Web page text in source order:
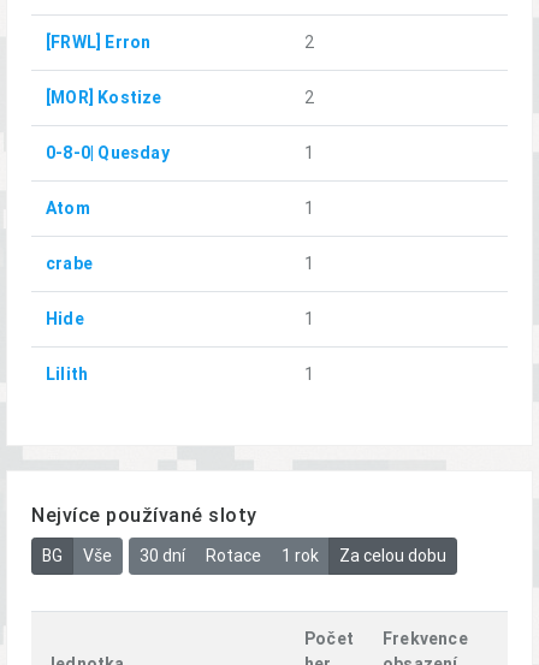
[FRWL] Erron 2
[MOR] Kostize 2
0-8-0| Quesday 1
Atom 1
crabe 1
Hide 1
Lilith 1
Nejvíce používané sloty
BG Vše 30 dní Rotace 1 rok Za celou dobu
Počet
Frekvence